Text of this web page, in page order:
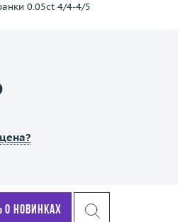
0.05ct 4/4-4/5
о новинках